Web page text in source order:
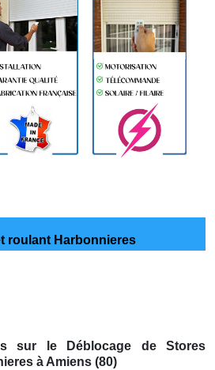
roulant Harbonnieres
sur le Déblocage de Stores
à Amiens (80)